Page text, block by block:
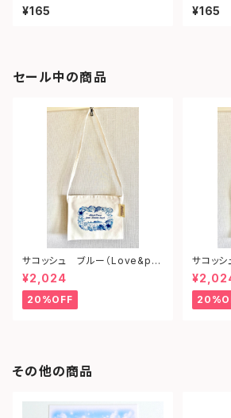
ェイ）
¥165 ツ）
¥165
セール中の商品
サコッシュ ブルー（Love&pe
ace from shonan)
¥2,024
20%OFF
サコッ
eace
その他の商品